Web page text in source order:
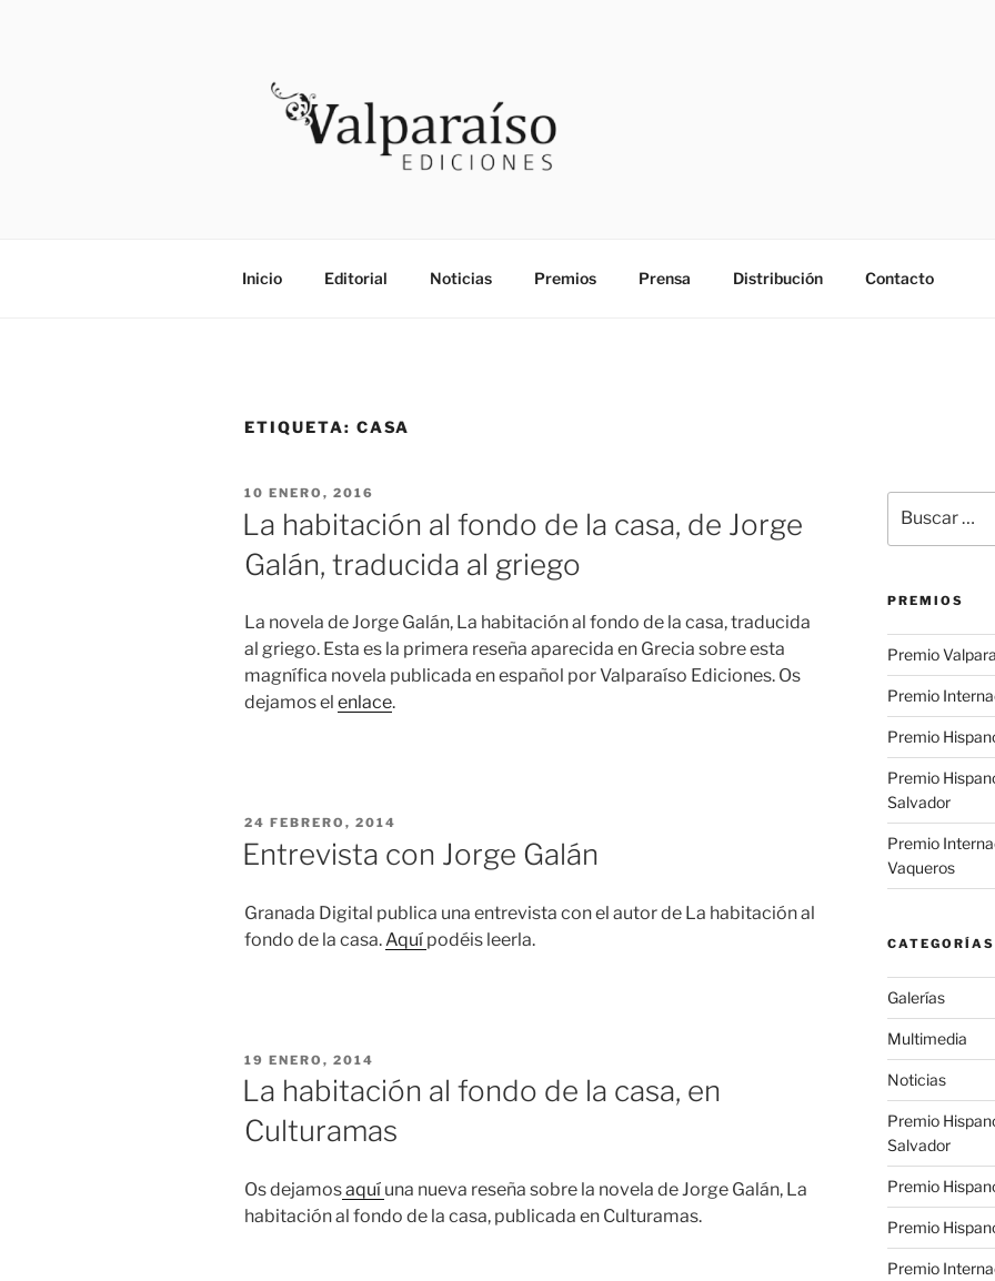
VALPARAISO EDICIONES
Inicio Editorial Noticias Premios Prensa Distribución Contacto
ETIQUETA: CASA
PUBLICADO
EL
10 ENERO, 2016
La habitación al fondo de la casa, de Jorge
Galán, traducida al griego
La novela de Jorge Galán, La habitación al fondo de la casa, traducida
al griego. Esta es la primera reseña aparecida en Grecia sobre esta
magnífica novela publicada en español por Valparaíso Ediciones. Os
dejamos el enlace.
PUBLICADO
EL
24 FEBRERO, 2014
Entrevista con Jorge Galán
Granada Digital publica una entrevista con el autor de La habitación al
fondo de la casa. Aquí podéis leerla.
PUBLICADO
EL
19 ENERO, 2014
La habitación al fondo de la casa, en
Culturamas
Os dejamosaquí una nueva reseña sobre la novela de Jorge Galán, La
habitación al fondo de la casa, publicada en Culturamas.
por:
PREMIOS
Premio
Premio
Premio
Premio
Salvador
Premio
Vaqueros
CATEGORÍAS
Galerías
Multimedia
Noticias
Premio
Salvador
Premio
Premio
Premio